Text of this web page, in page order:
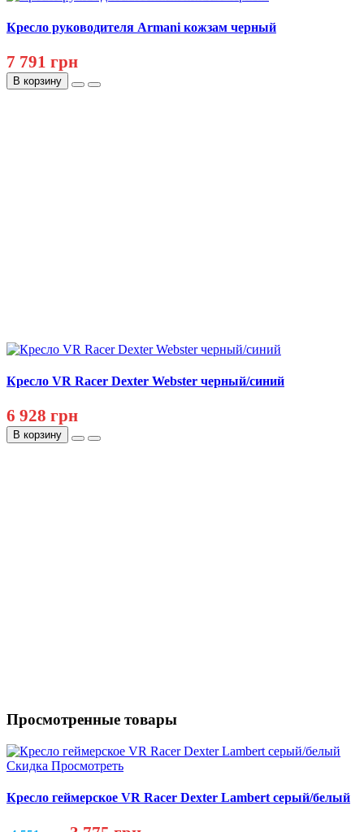
Кресло руководителя Armani кожзам черный
7 791 грн
В корзину
Кресло VR Racer Dexter Webster черный/синий
6 928 грн
В корзину
Просмотренные товары
Скидка Просмотреть
Кресло геймерское VR Racer Dexter Lambert серый/белый